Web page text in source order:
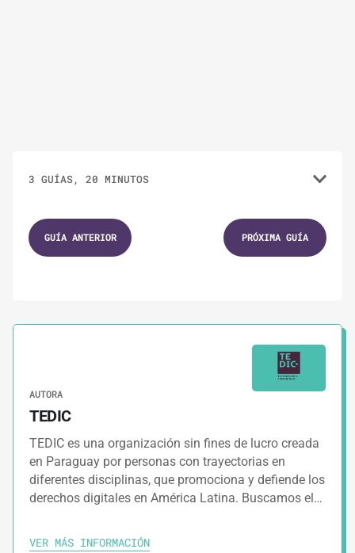
3 GUÍAS, 20 MINUTOS
1. GUÍAS 11 MINUTOS
Herramientas y tips para estar más seguras
Redes sociales: Tips de seguridad y
3. GUÍAS
Haciendo frente a las amenazas digitales
IMPRIMIR RUTA DE APRENDIZAJE
GUÍA ANTERIOR PRÓXIMA GUÍA
AUTORA
TEDIC
TEDIC es una organización sin fines de lucro creada
en Paraguay por personas con trayectorias en
diferentes disciplinas, que promociona y defiende los
derechos digitales en América Latina. Buscamos el…
VER MÁS INFORMACIÓN